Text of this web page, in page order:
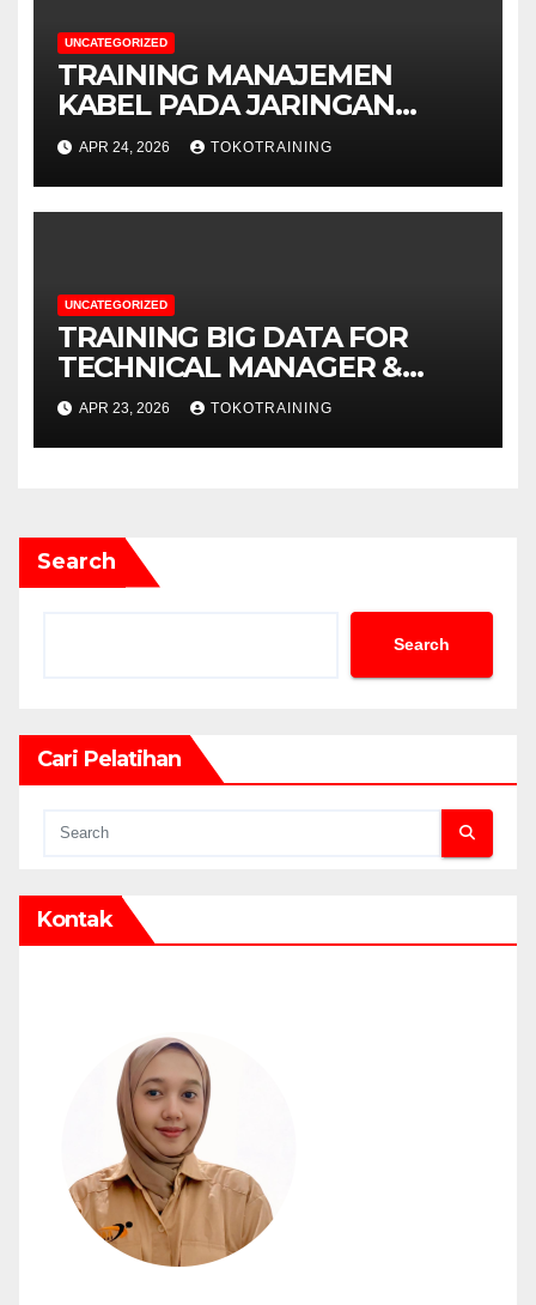
UNCATEGORIZED
TRAINING MANAJEMEN
KABEL PADA JARINGAN
TELEKOMUNIKASI
APR 24, 2026 TOKOTRAINING
UNCATEGORIZED
TRAINING BIG DATA FOR
TECHNICAL MANAGER &
DECISION MAKERS
APR 23, 2026 TOKOTRAINING
Search
Search
Cari Pelatihan
Kontak